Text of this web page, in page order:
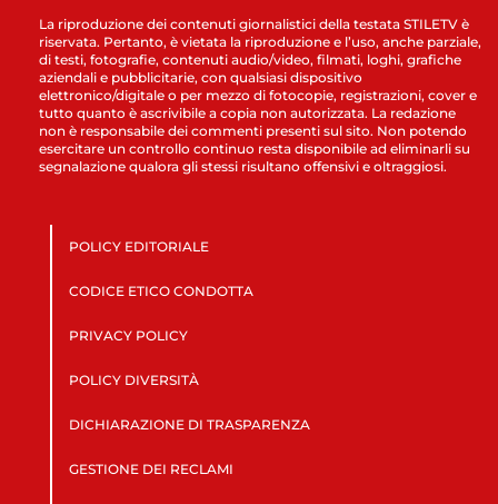
La riproduzione dei contenuti giornalistici della testata STILETV è
riservata. Pertanto, è vietata la riproduzione e l’uso, anche parziale,
di testi, fotografie, contenuti audio/video, filmati, loghi, grafiche
aziendali e pubblicitarie, con qualsiasi dispositivo
elettronico/digitale o per mezzo di fotocopie, registrazioni, cover e
tutto quanto è ascrivibile a copia non autorizzata. La redazione
non è responsabile dei commenti presenti sul sito. Non potendo
esercitare un controllo continuo resta disponibile ad eliminarli su
segnalazione qualora gli stessi risultano offensivi e oltraggiosi.
POLICY EDITORIALE
CODICE ETICO CONDOTTA
PRIVACY POLICY
POLICY DIVERSITÀ
DICHIARAZIONE DI TRASPARENZA
GESTIONE DEI RECLAMI